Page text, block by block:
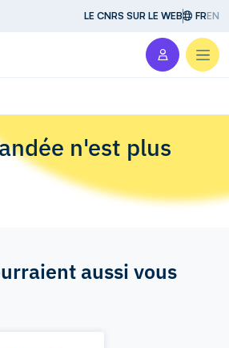
LE CNRS SUR LE WEB FREN
n'est plus
aussi vous